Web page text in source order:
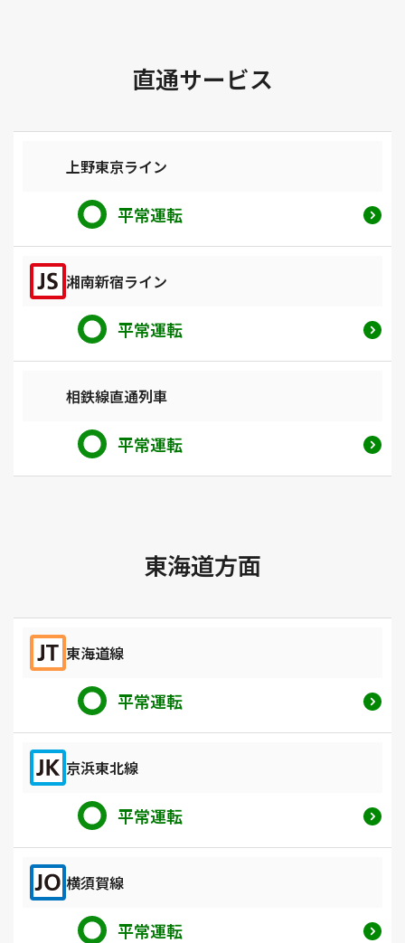
直通サービス
上野東京ライン
平常運転
湘南新宿ライン
平常運転
相鉄線直通列車
平常運転
東海道方面
東海道線
平常運転
京浜東北線
平常運転
横須賀線
平常運転